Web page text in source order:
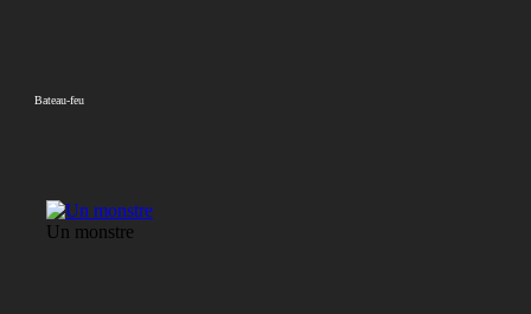
Bateau-feu
Un monstre